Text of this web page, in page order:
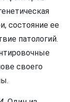
состояние ее
патологий.
своего